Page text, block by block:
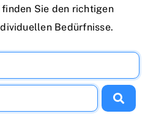
Sie den richtigen
Bedürfnisse.